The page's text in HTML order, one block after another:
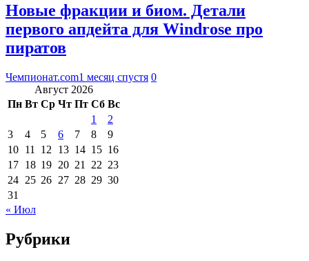
Новые фракции и биом. Детали
первого апдейта для Windrose про
пиратов
Чемпионат.com1 месяц спустя 0
Август 2026
Пн Вт Ср Чт Пт Сб Вс
1
2
3
4 5 6 7 8
9
10 11 12 13 14 15 16
17 18 19 20 21 22 23
24 25 26 27 28 29 30
31
« Июл
Рубрики